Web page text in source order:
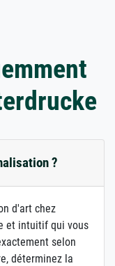
?
d'art chez
et intuitif qui vous
selon
déterminez la